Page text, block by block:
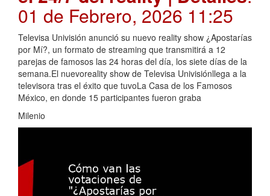
01 de Febrero, 2026 11:25
Televisa Univisión anunció su nuevo reality show ¿Apostarías
por Mí?, un formato de streaming que transmitirá a 12
parejas de famosos las 24 horas del día, los siete días de la
semana.El nuevoreality show de Televisa Univisiónllega a la
televisora tras el éxito que tuvoLa Casa de los Famosos
México, en donde 15 participantes fueron graba
Milenio